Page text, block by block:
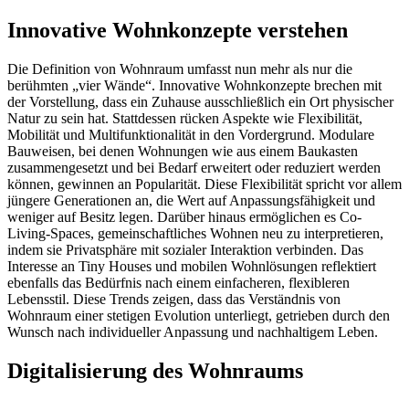
Innovative Wohnkonzepte verstehen
Die Definition von Wohnraum umfasst nun mehr als nur die
berühmten „vier Wände“. Innovative Wohnkonzepte brechen mit
der Vorstellung, dass ein Zuhause ausschließlich ein Ort physischer
Natur zu sein hat. Stattdessen rücken Aspekte wie Flexibilität,
Mobilität und Multifunktionalität in den Vordergrund. Modulare
Bauweisen, bei denen Wohnungen wie aus einem Baukasten
zusammengesetzt und bei Bedarf erweitert oder reduziert werden
können, gewinnen an Popularität. Diese Flexibilität spricht vor allem
jüngere Generationen an, die Wert auf Anpassungsfähigkeit und
weniger auf Besitz legen. Darüber hinaus ermöglichen es Co-
Living-Spaces, gemeinschaftliches Wohnen neu zu interpretieren,
indem sie Privatsphäre mit sozialer Interaktion verbinden. Das
Interesse an Tiny Houses und mobilen Wohnlösungen reflektiert
ebenfalls das Bedürfnis nach einem einfacheren, flexibleren
Lebensstil. Diese Trends zeigen, dass das Verständnis von
Wohnraum einer stetigen Evolution unterliegt, getrieben durch den
Wunsch nach individueller Anpassung und nachhaltigem Leben.
Digitalisierung des Wohnraums